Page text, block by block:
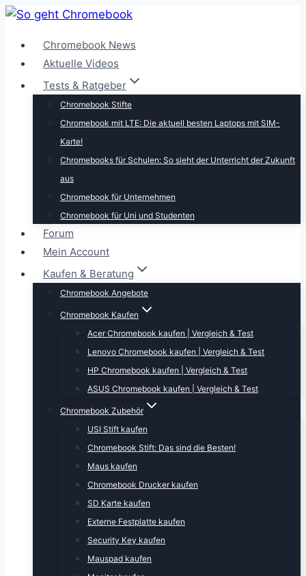
Zum
springenChromebook News
Aktuelle Videos
Tests & Ratgeber
Chromebook Stifte
Chromebook mit LTE: Die aktuell besten Laptops mit SIM-
Karte!
Chromebooks für Schulen: So sieht der Unterricht der Zukunft
aus
Chromebook für Unternehmen
Chromebook für Uni und Studenten
Forum
Mein Account
Kaufen & Beratung
Chromebook Angebote
Chromebook Kaufen
Acer Chromebook kaufen | Vergleich & Test
Lenovo Chromebook kaufen | Vergleich & Test
HP Chromebook kaufen | Vergleich & Test
ASUS Chromebook kaufen | Vergleich & Test
Chromebook Zubehör
USI Stift kaufen
Chromebook Stift: Das sind die Besten!
Maus kaufen
Chromebook Drucker kaufen
SD Karte kaufen
Externe Festplatte kaufen
Security Key kaufen
Mauspad kaufen